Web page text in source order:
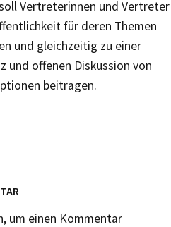
Vertreterinnen und Vertreter
für deren Themen
und gleichzeitig zu einer
und offenen Diskussion von
beitragen.
um einen Kommentar